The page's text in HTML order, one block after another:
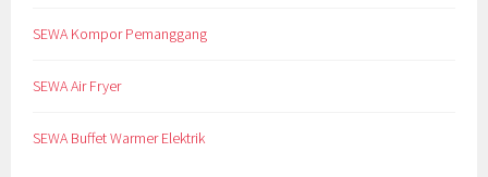
SEWA Kompor Pemanggang
SEWA Air Fryer
SEWA Buffet Warmer Elektrik